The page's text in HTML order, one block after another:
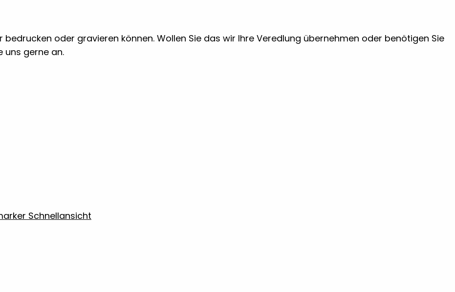
oder gravieren können. Wollen Sie das wir Ihre Veredlung übernehmen oder benötigen Sie
uns gerne an.
Schnellansicht